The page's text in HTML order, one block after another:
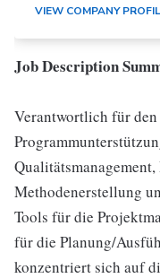
VIEW COMPANY
Job Description
Verantwortlich für
Methodenerstellung
Tools für die
für die Planung/
konzentriert sich auf